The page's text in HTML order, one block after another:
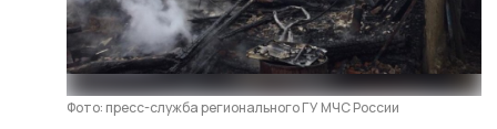
Фото: пресс-служба регионального ГУ МЧС России